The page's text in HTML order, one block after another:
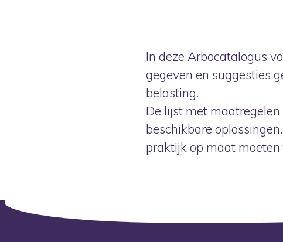
In deze Arbocatalogus
gegeven en suggesties
belasting.
De lijst met
beschikbare
praktijk op maat moeten